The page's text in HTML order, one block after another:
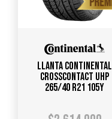
Llanta CONTINENTAL
CrossContact UHP
265/40 R21 105Y